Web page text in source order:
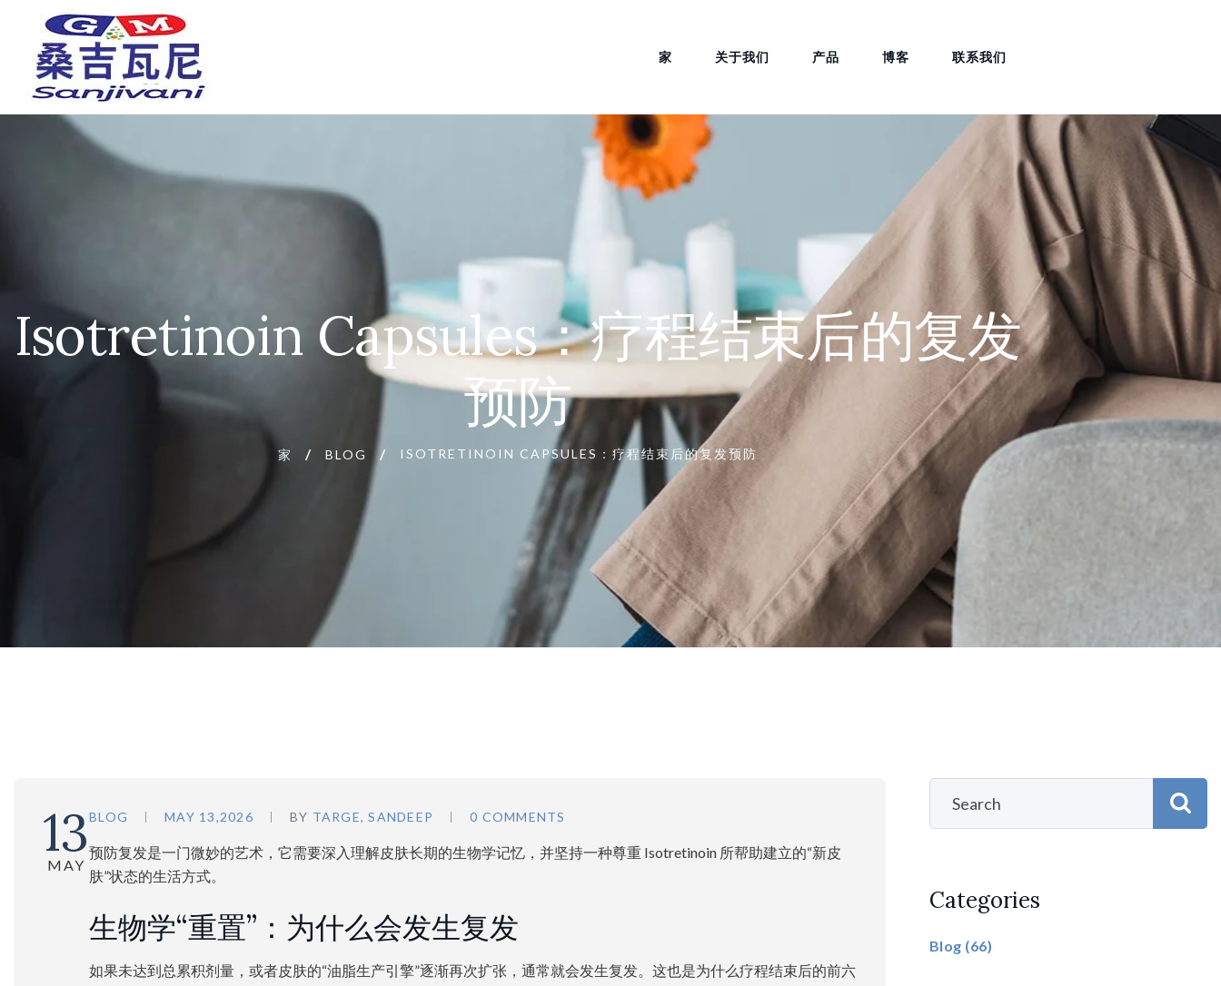
家 关于我们 产品 博客 联系我们
Isotretinoin Capsules：疗程结束后的复发
预防
家 BLOG ISOTRETINOIN CAPSULES：疗程结束后的复发预防
13
MAY
BLOG MAY 13,2026 BY TARGE, SANDEEP 0 COMMENTS
预防复发是一门微妙的艺术，它需要深入理解皮肤长期的生物学记忆，并坚持一种尊重 Isotretinoin 所帮助建立的“新皮
肤”状态的生活方式。
生物学“重置”：为什么会发生复发
如果未达到总累积剂量，或者皮肤的“油脂生产引擎”逐渐再次扩张，通常就会发生复发。这也是为什么疗程结束后的前六
Categories
Blog (66)